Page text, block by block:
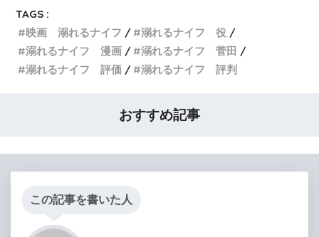
TAGS :
映画 溺れるナイフ
溺れるナイフ 役
溺れるナイフ 漫画
溺れるナイフ 菅田
溺れるナイフ 評価
溺れるナイフ 評判
おすすめ記事
この記事を書いた人